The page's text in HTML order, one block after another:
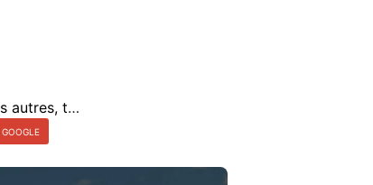
Si tu vis ta vie selon le regard des autres, tu ne vivras jamais ta propre vie.
GOOGLE